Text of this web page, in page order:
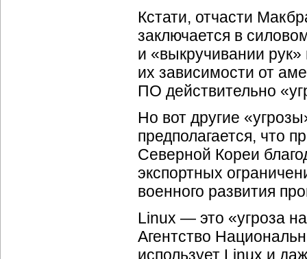
Кстати, отчасти
заключается в
и «выкручивании
их зависимости от
ПО действительно
Но вот другие
предполагается, что
Северной Кореи
экспортных
военного развития
Linux — это «угроза
Агентство
использует Linux и